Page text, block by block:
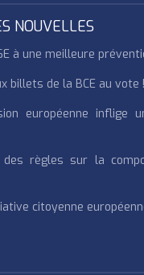
NOUVELLES
à une meilleure
billets de la BCE au vote !
européenne inflige
des règles sur la
citoyenne